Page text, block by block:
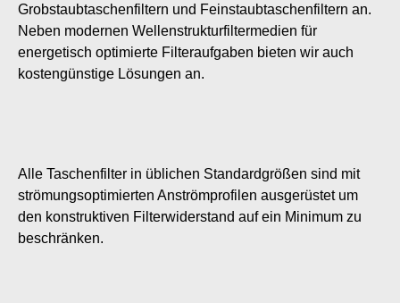
Grobstaubtaschenfiltern und Feinstaubtaschenfiltern an.
Neben modernen Wellenstrukturfiltermedien für
energetisch optimierte Filteraufgaben bieten wir auch
kostengünstige Lösungen an.
Alle Taschenfilter in üblichen Standardgrößen sind mit
strömungsoptimierten Anströmprofilen ausgerüstet um
den konstruktiven Filterwiderstand auf ein Minimum zu
beschränken.